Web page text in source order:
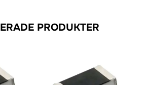
PRODUKTER